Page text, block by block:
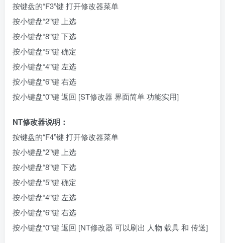
按键盘的“F3”键 打开修改器菜单
按小键盘“2”键 上选
按小键盘“8”键 下选
按小键盘“5”键 确定
按小键盘“4”键 左选
按小键盘“6”键 右选
按小键盘“0”键 返回 [ST修改器 界面简单 功能实用]
NT修改器说明：
按键盘的“F4”键 打开修改器菜单
按小键盘“2”键 上选
按小键盘“8”键 下选
按小键盘“5”键 确定
按小键盘“4”键 左选
按小键盘“6”键 右选
按小键盘“0”键 返回 [NT修改器 可以刷出 人物 载具 和 传送]